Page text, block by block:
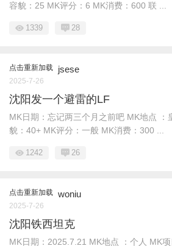
容貌：25 MK评分：6 MK消费：600 联 ...
1339 28
点击重新加载 jsese
2025-7-26
沈阳发一个避雷的LF
MK日期：忘记两三个月之前吧 MK地点 ：
貌：40+ MK评分：一般 MK消费：300 ...
1242 26
点击重新加载 woniu
2025-7-26
沈阳铁西坦克
MK日期：2025.7.21 MK地点 ：个人 MK